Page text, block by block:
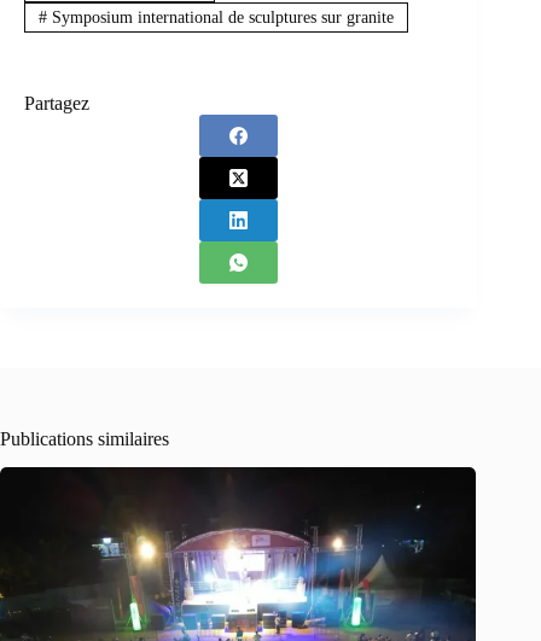
#Symposium international de sculptures sur granite
Partagez
Publications similaires